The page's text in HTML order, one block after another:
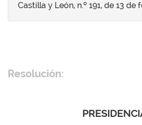
Castilla y León, n.º 191, de 13 de
Resolución: